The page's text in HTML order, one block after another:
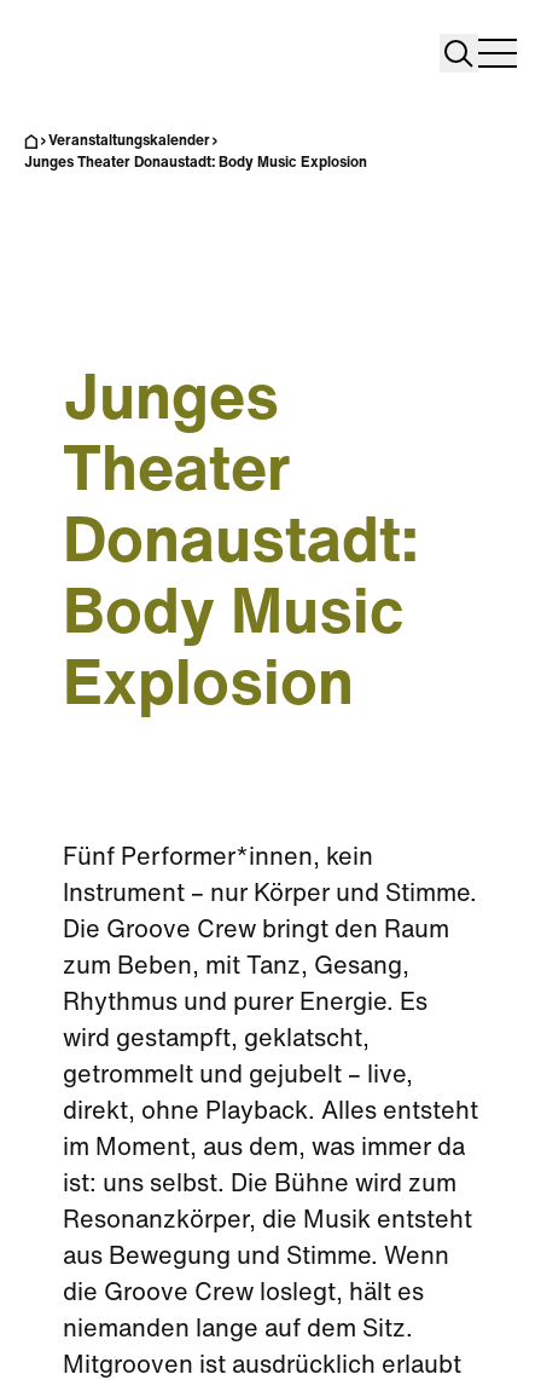
Search
Veranstaltungskalender
Junges Theater Donaustadt: Body Music Explosion
Junges
Theater
Donaustadt:
Body Music
Explosion
Fünf Performer*innen, kein
Instrument – nur Körper und Stimme.
Die Groove Crew bringt den Raum
zum Beben, mit Tanz, Gesang,
Rhythmus und purer Energie. Es
wird gestampft, geklatscht,
getrommelt und gejubelt – live,
direkt, ohne Playback. Alles entsteht
im Moment, aus dem, was immer da
ist: uns selbst. Die Bühne wird zum
Resonanzkörper, die Musik entsteht
aus Bewegung und Stimme. Wenn
die Groove Crew loslegt, hält es
niemanden lange auf dem Sitz.
Mitgrooven ist ausdrücklich erlaubt